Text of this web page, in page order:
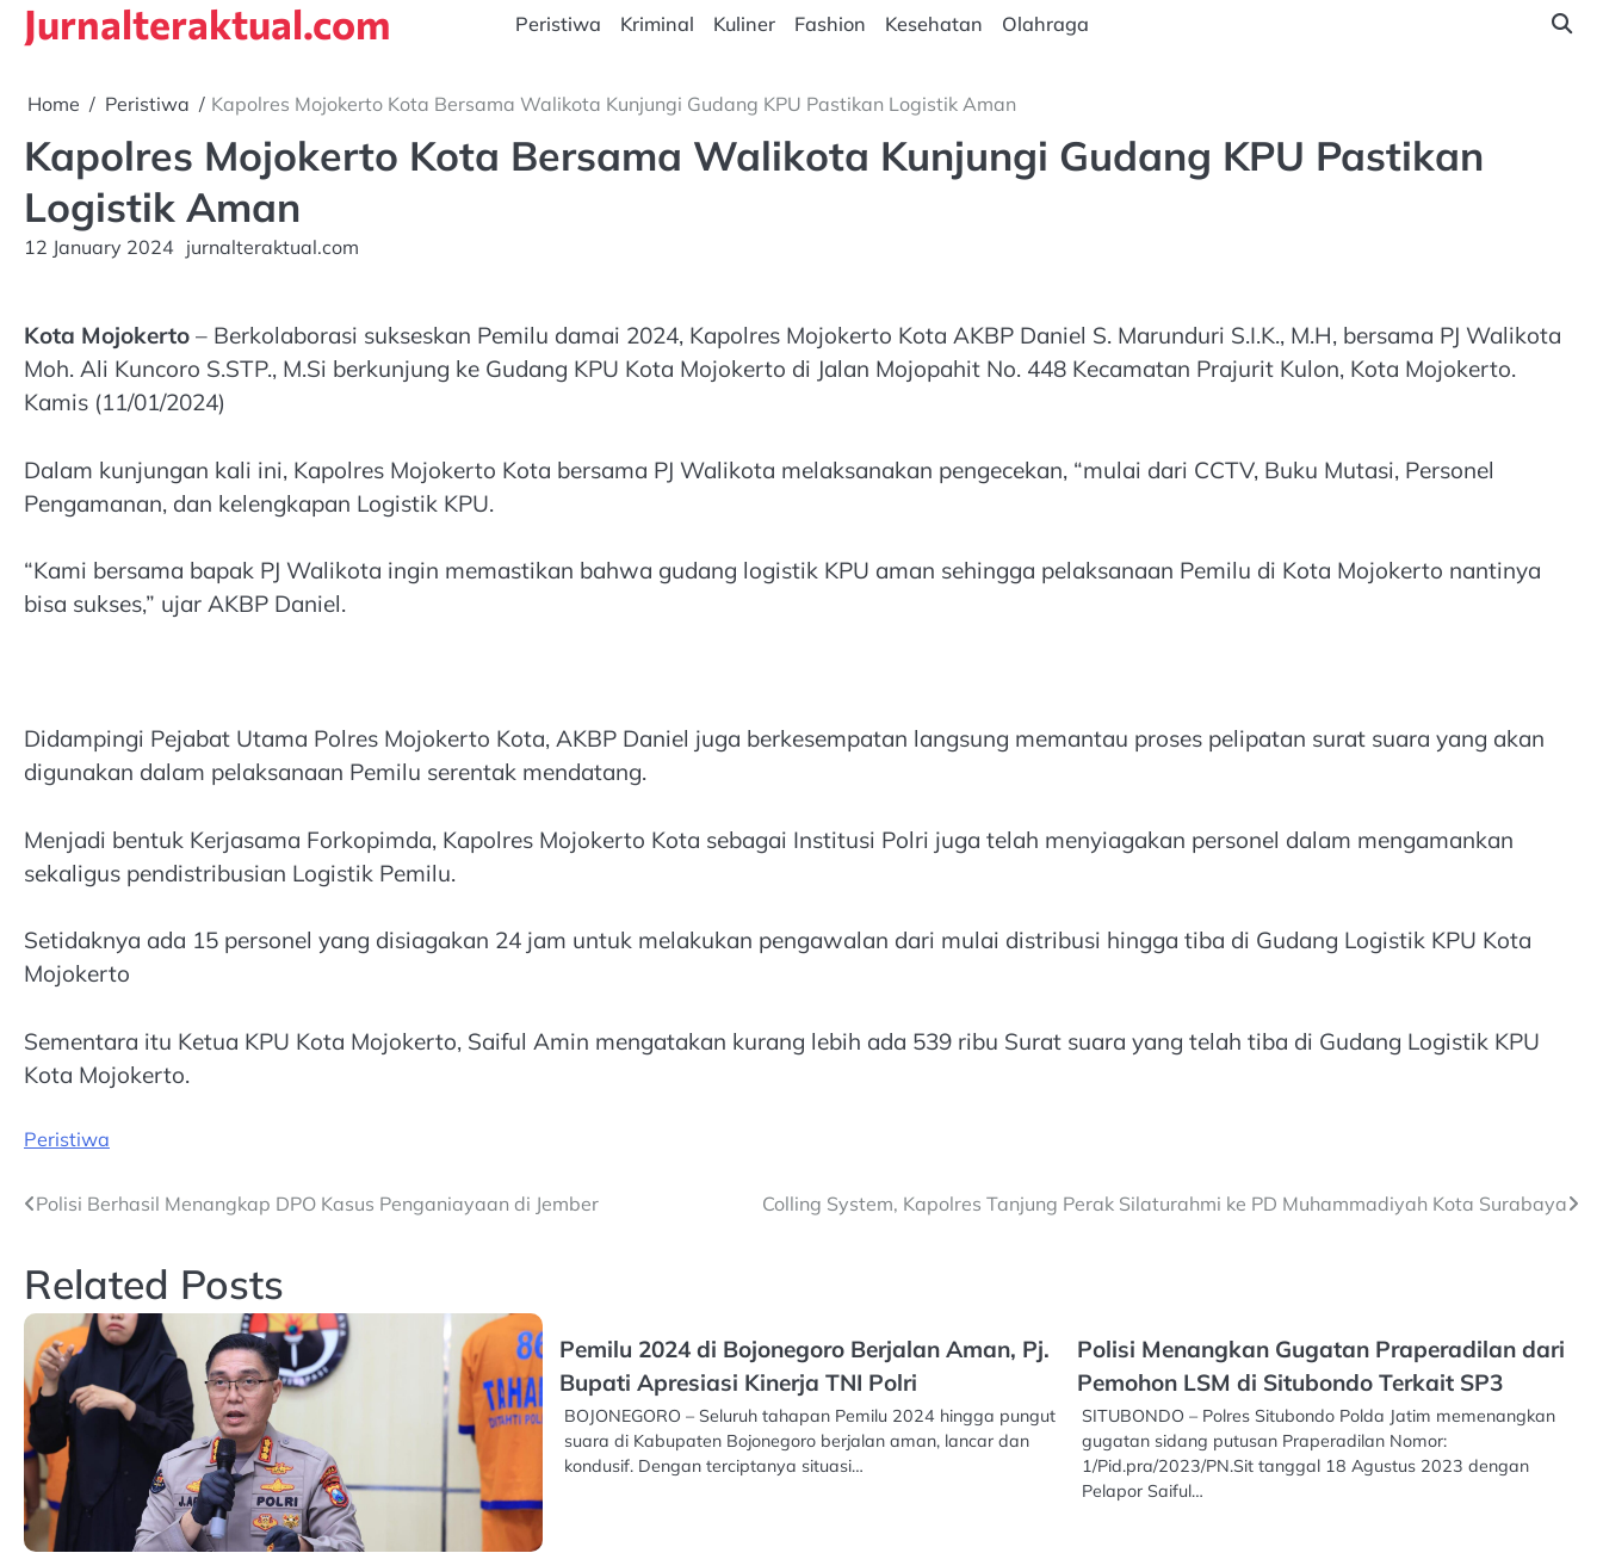
SkipJurnalteraktual.com Peristiwa Kriminal Kuliner Fashion Kesehatan Olahraga
Home Peristiwa Kapolres Mojokerto Kota Bersama Walikota Kunjungi Gudang KPU Pastikan Logistik Aman
Kapolres Mojokerto Kota Bersama Walikota Kunjungi Gudang KPU Pastikan
Logistik Aman
12 January 2024 jurnalteraktual.com
Kota Mojokerto – Berkolaborasi sukseskan Pemilu damai 2024, Kapolres Mojokerto Kota AKBP Daniel S. Marunduri S.I.K., M.H, bersama PJ Walikota
Moh. Ali Kuncoro S.STP., M.Si berkunjung ke Gudang KPU Kota Mojokerto di Jalan Mojopahit No. 448 Kecamatan Prajurit Kulon, Kota Mojokerto.
Kamis (11/01/2024)
Dalam kunjungan kali ini, Kapolres Mojokerto Kota bersama PJ Walikota melaksanakan pengecekan, “mulai dari CCTV, Buku Mutasi, Personel
Pengamanan, dan kelengkapan Logistik KPU.
“Kami bersama bapak PJ Walikota ingin memastikan bahwa gudang logistik KPU aman sehingga pelaksanaan Pemilu di Kota Mojokerto nantinya
bisa sukses,” ujar AKBP Daniel.
Didampingi Pejabat Utama Polres Mojokerto Kota, AKBP Daniel juga berkesempatan langsung memantau proses pelipatan surat suara yang akan
digunakan dalam pelaksanaan Pemilu serentak mendatang.
Menjadi bentuk Kerjasama Forkopimda, Kapolres Mojokerto Kota sebagai Institusi Polri juga telah menyiagakan personel dalam mengamankan
sekaligus pendistribusian Logistik Pemilu.
Setidaknya ada 15 personel yang disiagakan 24 jam untuk melakukan pengawalan dari mulai distribusi hingga tiba di Gudang Logistik KPU Kota
Mojokerto
Sementara itu Ketua KPU Kota Mojokerto, Saiful Amin mengatakan kurang lebih ada 539 ribu Surat suara yang telah tiba di Gudang Logistik KPU
Kota Mojokerto.
Peristiwa
Post
Polisi Berhasil Menangkap DPO Kasus Penganiayaan di Jember Colling System, Kapolres Tanjung Perak Silaturahmi ke PD Muhammadiyah Kota Surabaya
Related Posts
Pemilu 2024 di Bojonegoro Berjalan Aman, Pj.
Bupati Apresiasi Kinerja TNI Polri
BOJONEGORO – Seluruh tahapan Pemilu 2024 hingga pungut
suara di Kabupaten Bojonegoro berjalan aman, lancar dan
kondusif. Dengan terciptanya situasi…
Polisi Menangkan Gugatan Praperadilan dari
Pemohon LSM di Situbondo Terkait SP3
SITUBONDO – Polres Situbondo Polda Jatim memenangkan
gugatan sidang putusan Praperadilan Nomor:
1/Pid.pra/2023/PN.Sit tanggal 18 Agustus 2023 dengan
Pelapor Saiful…